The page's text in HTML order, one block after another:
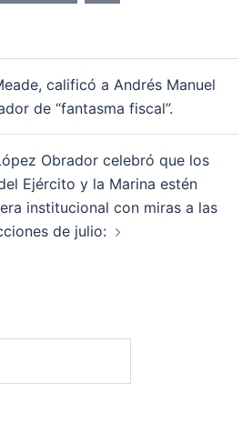
calificó a Andrés Manuel
de “fantasma fiscal”.
Obrador celebró que los
Ejército y la Marina estén
institucional con miras a las
de julio: